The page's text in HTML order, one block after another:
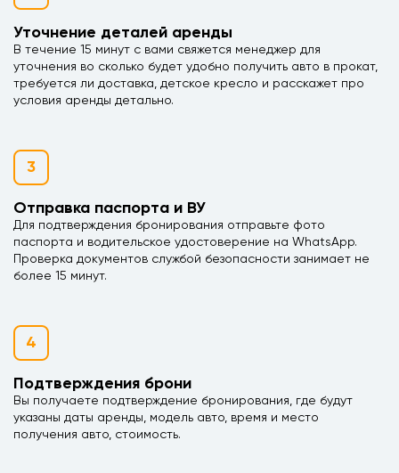
Уточнение деталей аренды
В течение 15 минут с вами свяжется менеджер для
уточнения во сколько будет удобно получить авто в прокат,
требуется ли доставка, детское кресло и расскажет про
условия аренды детально.
3
Отправка паспорта и ВУ
Для подтверждения бронирования отправьте фото
паспорта и водительское удостоверение на WhatsApp.
Проверка документов службой безопасности занимает не
более 15 минут.
4
Подтверждения брони
Вы получаете подтверждение бронирования, где будут
указаны даты аренды, модель авто, время и место
получения авто, стоимость.